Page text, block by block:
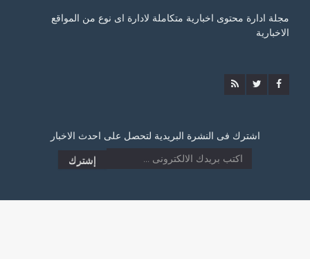
مجلة ادارة محتوى اخبارية متكاملة لادارة اى نوع من المواقع
الاخبارية
اشترك فى النشرة البريدية لتحصل على احدث الاخبار